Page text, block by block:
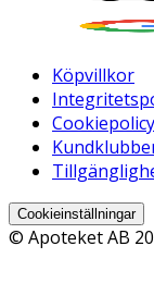
Köpvillkor
Cookiepolicy
Cookieinställningar
© Apoteket AB